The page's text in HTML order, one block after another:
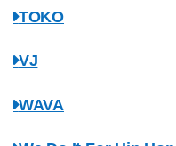
TOKO
VJ
WAVA